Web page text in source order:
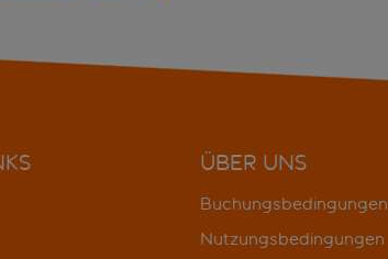
ÜBER UNS
Buchungsbedingungen
Nutzungsbedingungen